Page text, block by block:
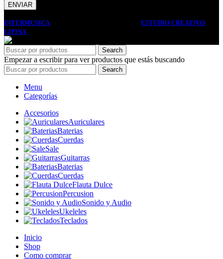
INTERMUSICA
ESTUDIO CREATIVO
LIPINA. PREMIUM E-COMMERCE SOLUTIONS.
Search
Empezar a escribir para ver productos que estás buscando
Search
Menu
Categorías
Accesorios
Auriculares
Baterias
Cuerdas
Sale
Guitarras
Baterias
Cuerdas
Flauta Dulce
Percusion
Sonido y Audio
Ukeleles
Teclados
Inicio
Shop
Como comprar